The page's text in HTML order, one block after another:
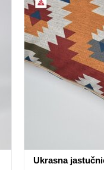
Ukrasna